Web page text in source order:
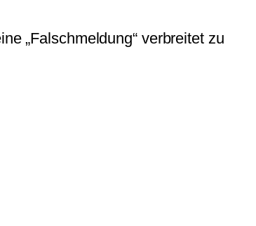
„Falschmeldung“ verbreitet zu